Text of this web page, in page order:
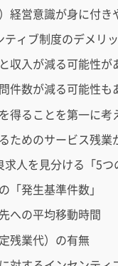
経営意識が身に付き
ィブ制度のデメリ
収入が減る可能性が
件数が減る可能性も
得ることを第一に考
ためのサービス残業
人を見分ける「5つ
「発生基準件数」
への平均移動時間
残業代）の有無